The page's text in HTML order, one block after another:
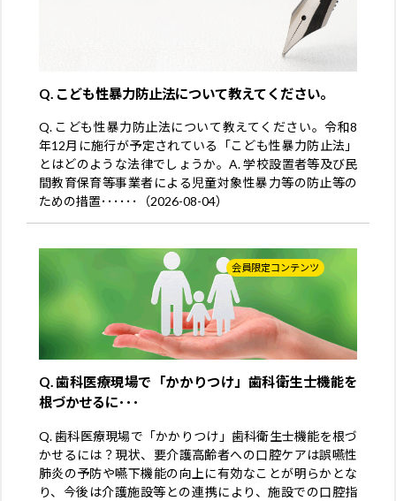
Q. こども性暴力防止法について教えてください。
Q. こども性暴力防止法について教えてください。令和8
年12月に施行が予定されている「こども性暴力防止法」
とはどのような法律でしょうか。A. 学校設置者等及び民
間教育保育等事業者による児童対象性暴力等の防止等の
ための措置･･････（2026-08-04）
会員限定コンテンツ
Q. 歯科医療現場で「かかりつけ」歯科衛生士機能を
根づかせるに･･･
Q. 歯科医療現場で「かかりつけ」歯科衛生士機能を根づ
かせるには？現状、要介護高齢者への口腔ケアは誤嚥性
肺炎の予防や嚥下機能の向上に有効なことが明らかとな
り、今後は介護施設等との連携により、施設での口腔指